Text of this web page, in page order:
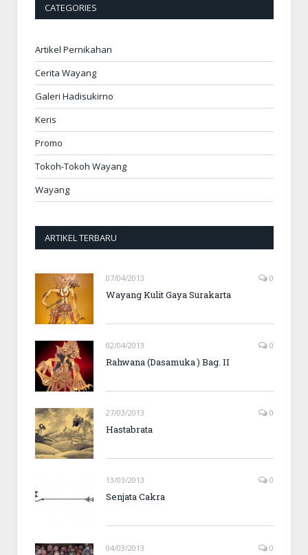
CATEGORIES
Artikel Pernikahan
Cerita Wayang
Galeri Hadisukirno
Keris
Promo
Tokoh-Tokoh Wayang
Wayang
ARTIKEL TERBARU
07/04/2013 0
Wayang Kulit Gaya Surakarta
02/04/2013 0
Rahwana (Dasamuka ) Bag. II
27/03/2013 0
Hastabrata
13/03/2013 0
Senjata Cakra
04/03/2013 0